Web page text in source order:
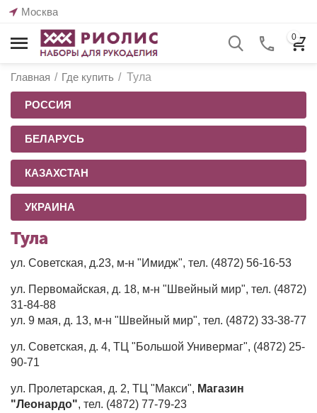
Москва
0
Главная / Где купить / Тула
РОССИЯ
БЕЛАРУСЬ
КАЗАХСТАН
УКРАИНА
Тула
ул. Советская, д.23, м-н "Имидж", тел. (4872) 56-16-53
ул. Первомайская, д. 18, м-н "Швейный мир", тел. (4872)
31-84-88
ул. 9 мая, д. 13, м-н "Швейный мир", тел. (4872) 33-38-77
ул. Советская, д. 4, ТЦ "Большой Универмаг", (4872) 25-
90-71
ул. Пролетарская, д. 2, ТЦ "Макси", Магазин
"Леонардо", тел. (4872) 77-79-23